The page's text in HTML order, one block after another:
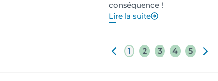
conséquence !
Lire la suite
1 2 3 4 5